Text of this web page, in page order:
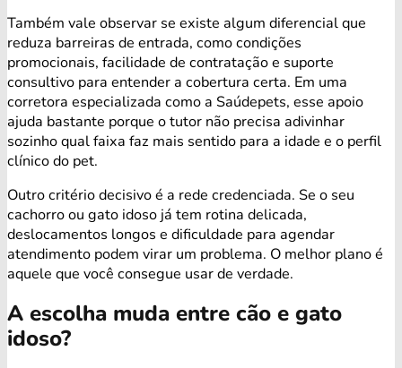
Também vale observar se existe algum diferencial que
reduza barreiras de entrada, como condições
promocionais, facilidade de contratação e suporte
consultivo para entender a cobertura certa. Em uma
corretora especializada como a Saúdepets, esse apoio
ajuda bastante porque o tutor não precisa adivinhar
sozinho qual faixa faz mais sentido para a idade e o perfil
clínico do pet.
Outro critério decisivo é a rede credenciada. Se o seu
cachorro ou gato idoso já tem rotina delicada,
deslocamentos longos e dificuldade para agendar
atendimento podem virar um problema. O melhor plano é
aquele que você consegue usar de verdade.
A escolha muda entre cão e gato
idoso?